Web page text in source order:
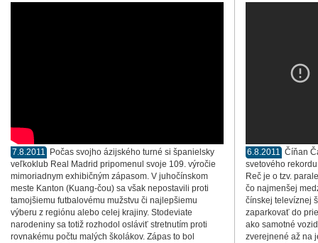
7.8.2011
Počas svojho ázijského turné si španielsky
veľkoklub Real Madrid pripomenul svoje 109. výročie
mimoriadnym exhibičným zápasom. V juhočínskom
meste Kanton (Kuang-čou) sa však nepostavili proti
tamojšiemu futbalovému mužstvu či najlepšiemu
výberu z regiónu alebo celej krajiny. Stodeviate
narodeniny sa totiž rozhodol osláviť stretnutím proti
rovnakému počtu malých školákov. Zápas to bol
6.8.2011 Číňan
svetového
Reč je o tzv.
čo najmenšej
čínskej televíznej
zaparkovať do
ako samotné
zverejnené až na